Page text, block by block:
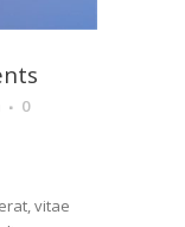
0
vitae